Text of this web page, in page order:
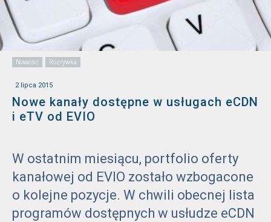
Nowości Rozrywka
2 lipca 2015
Nowe kanały dostępne w usługach eCDN
i eTV od EVIO
W ostatnim miesiącu, portfolio oferty
kanałowej od EVIO zostało wzbogacone
o kolejne pozycje. W chwili obecnej lista
programów dostępnych w usłudze eCDN